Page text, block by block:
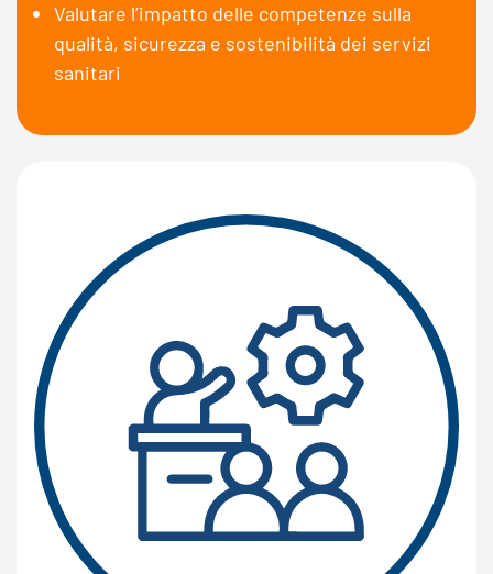
Valutare l’impatto delle competenze sulla
qualità, sicurezza e sostenibilità dei servizi
sanitari